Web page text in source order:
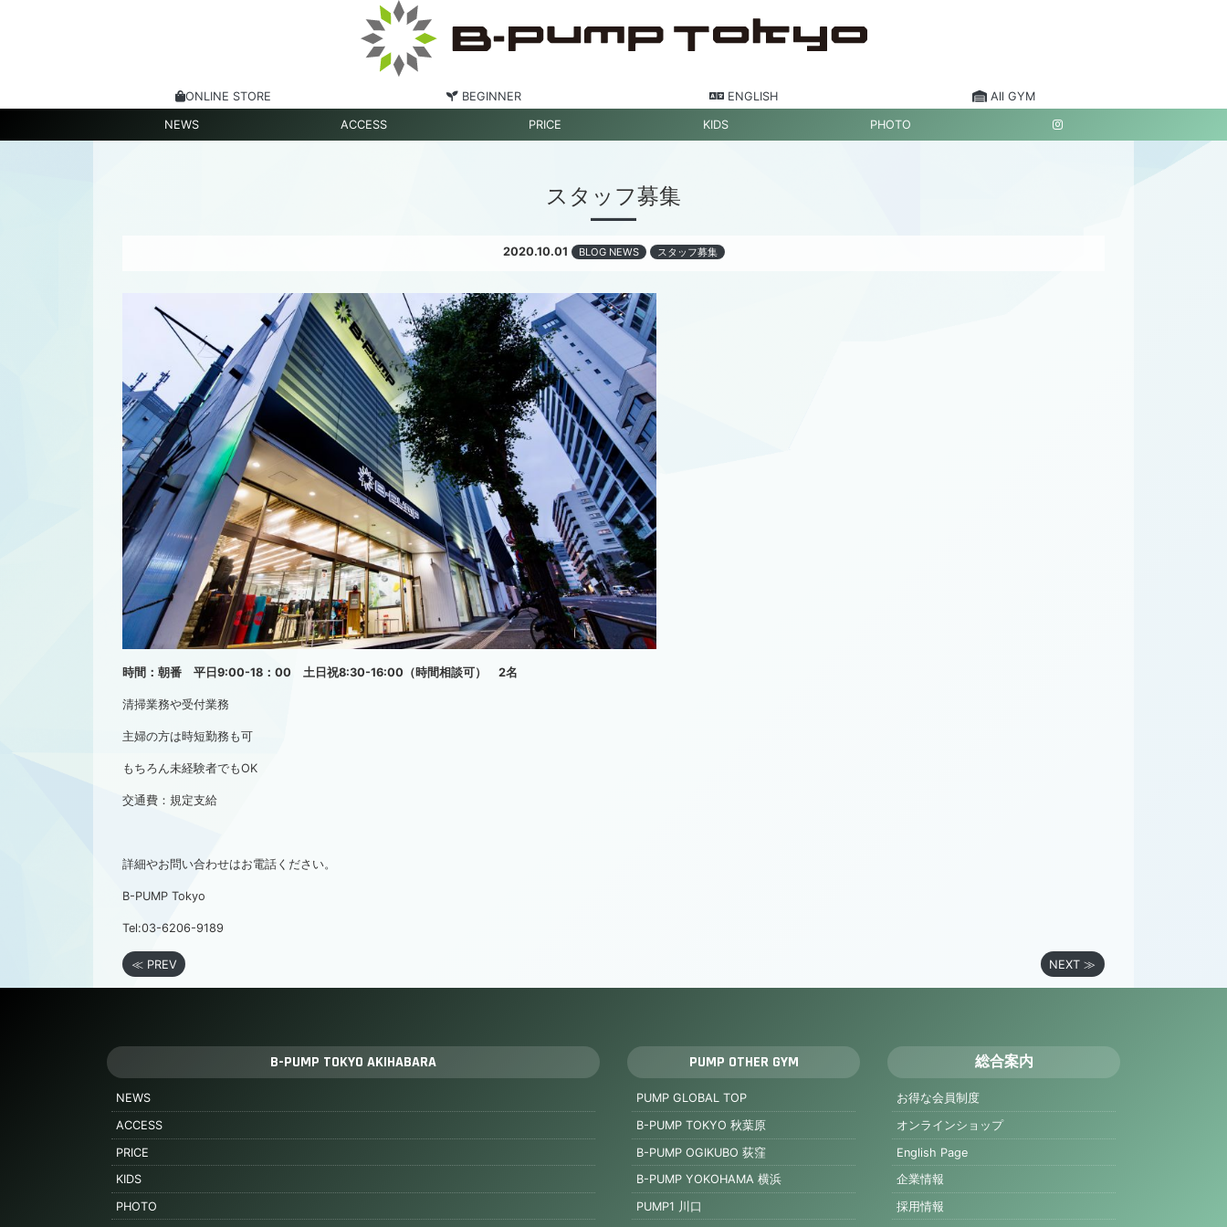
ONLINE STORE BEGINNER ENGLISH All GYM
NEWS ACCESS PRICE KIDS PHOTO
スタッフ募集
2020.10.01 BLOG NEWS スタッフ募集
時間：朝番 平日9:00-18：00 土日祝8:30-16:00（時間相談可） 2名
清掃業務や受付業務
主婦の方は時短勤務も可
もちろん未経験者でもOK
交通費：規定支給
詳細やお問い合わせはお電話ください。
B-PUMP Tokyo
Tel:03-6206-9189
≪ PREV NEXT ≫
B-PUMP TOKYO AKIHABARA
NEWS
ACCESS
PRICE
KIDS
PHOTO
PUMP OTHER GYM
PUMP GLOBAL TOP
B-PUMP TOKYO 秋葉原
B-PUMP OGIKUBO 荻窪
B-PUMP YOKOHAMA 横浜
PUMP1 川口
総合案内
お得な会員制度
オンラインショップ
English Page
企業情報
採用情報